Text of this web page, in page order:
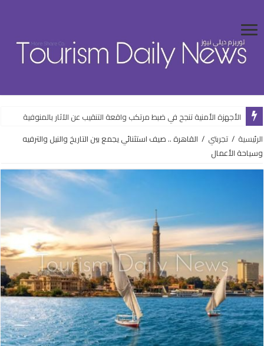
الأجهزة الأمنية تنجح في ضبط مرتكب واقعة التنقيب عن الآثار بالمنوفية
الرئيسية / تجربتي / القاهرة .. صيف استثنائي يجمع بين التاريخ والنيل والترفيه
وسياحة الأعمال